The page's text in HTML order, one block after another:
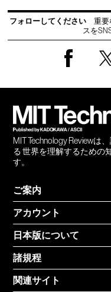
フォローしてください
重要
スを
MIT Technology Reviewは
る 世界を理解するための
す。
ご案内
アカウント
日本版について
諸規程
関連サイト